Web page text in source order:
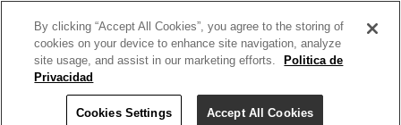
By clicking “Accept All Cookies”, you agree to the storing of
cookies on your device to enhance site navigation, analyze
site usage, and assist in our marketing efforts.
Politica de
Privacidad
Cookies Settings Accept All Cookies